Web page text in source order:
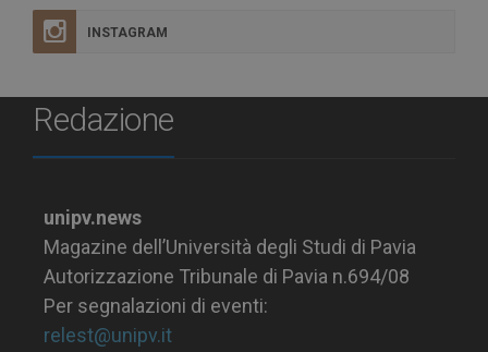
INSTAGRAM
Redazione
unipv.news
Magazine dell’Università degli Studi di Pavia
Autorizzazione Tribunale di Pavia n.694/08
Per segnalazioni di eventi:
relest@unipv.it